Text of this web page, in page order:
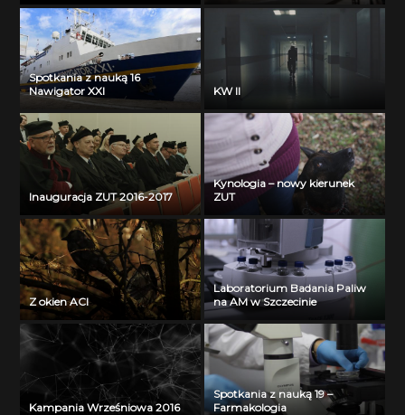
Spotkania z nauką 16
Nawigator XXI
KW II
Inauguracja ZUT 2016-2017
Kynologia – nowy kierunek
ZUT
Z okien ACI
Laboratorium Badania Paliw
na AM w Szczecinie
Kampania Wrześniowa 2016
Spotkania z nauką 19 –
Farmakologia